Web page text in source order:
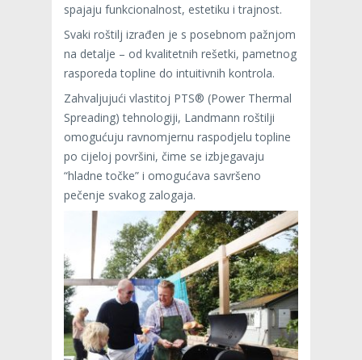
spajaju funkcionalnost, estetiku i trajnost.
Svaki roštilj izrađen je s posebnom pažnjom
na detalje – od kvalitetnih rešetki, pametnog
rasporeda topline do intuitivnih kontrola.
Zahvaljujući vlastitoj PTS® (Power Thermal
Spreading) tehnologiji, Landmann roštilji
omogućuju ravnomjernu raspodjelu topline
po cijeloj površini, čime se izbjegavaju
“hladne točke” i omogućava savršeno
pečenje svakog zalogaja.